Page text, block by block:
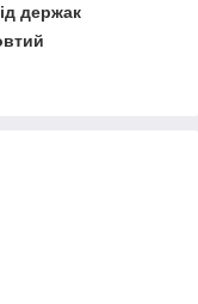
держак